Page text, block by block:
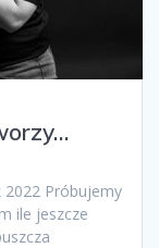
2022 Próbujemy
ile jeszcze